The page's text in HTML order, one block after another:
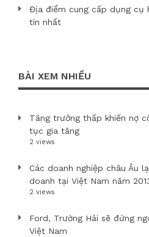
Địa điểm cung cấp dụng cụ
tín nhất
BÀI XEM NHIỀU
Tăng trưởng thấp khiến nợ
tục gia tăng
2 views
Các doanh nghiệp châu Âu
doanh tại Việt Nam năm
2 views
Ford, Trường Hải sẽ đứng
Việt Nam